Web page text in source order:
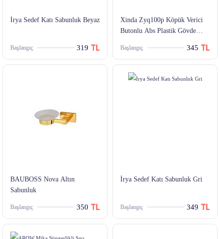
İrya Sedef Katı Sabunluk Beyaz
Başlangıç 319
Xinda Zyq100p Köpük Verici
Butonlu Abs Plastik Gövde
Başlangıç 345
BAUBOSS Nova Altın
Sabunluk
Başlangıç 350
İrya Sedef Katı Sabunluk Gri
Başlangıç 349